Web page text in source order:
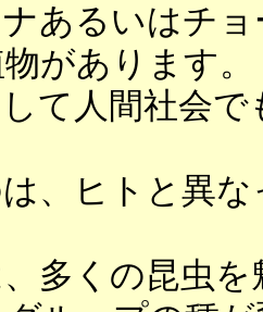
あるいはチ
があります。
て人間社会
、ヒトと異
多くの昆虫